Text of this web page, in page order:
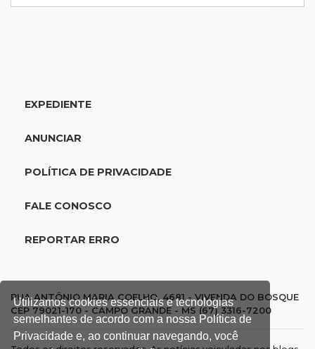
Utilizamos cookies essenciais e tecnologias
semelhantes de acordo com a nossa Política de
Privacidade e, ao continuar navegando, você
18:33Em 2022
adolescente atropelada no Amazonas
Palmeiras e Inter ficam no 0 a 0 pela 22ª
1% da população de pets na Capital
17:32
Arena Fonte Nova
EXPEDIENTE
ANUNCIAR
POLÍTICA DE PRIVACIDADE
FALE CONOSCO
REPORTAR ERRO
RUA ANTÔNIO MARIA COELHO, 4681 - VIVENDA DO BOSQUE
CEP 79021-170 - CAMPO GRANDE - MS (67) 3316-7200